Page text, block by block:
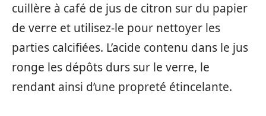
cuillère à café de jus de citron sur du papier
de verre et utilisez-le pour nettoyer les
parties calcifiées. L’acide contenu dans le jus
ronge les dépôts durs sur le verre, le
rendant ainsi d’une propreté étincelante.